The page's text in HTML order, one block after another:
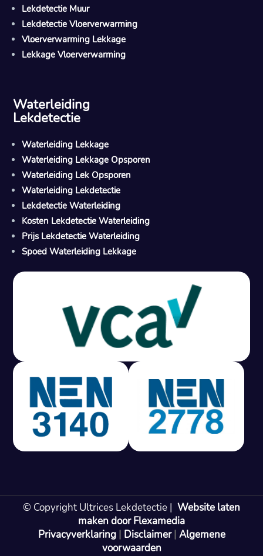
M
Gratis offerte in 24 uur
Geen lekkage? Geen betaling.
Vast tarief van € 395,- exc btw.
Rapport binnen 3 werkdagen.
100% RIsicovrij.
Vaak vergoed door verzekeraar.
Gratis offerte in 24 uur
Bel: 085 080 55 42
Lekdetectie Muur
Lekdetectie Vloerverwarming
Vloerverwarming Lekkage
Lekkage Vloerverwarming
Waterleiding
Lekdetectie
Waterleiding Lekkage
Waterleiding Lekkage Opsporen
Waterleiding Lek Opsporen
Waterleiding Lekdetectie
Lekdetectie Waterleiding
Kosten Lekdetectie Waterleiding
Prijs Lekdetectie Waterleiding
Spoed Waterleiding Lekkage
© Copyright Ultrices Lekdetectie | Website laten
maken door Flexamedia
Privacyverklaring| Disclaimer| Algemene
voorwaarden